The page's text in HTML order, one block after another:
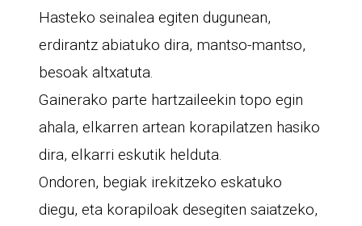
Hasteko seinalea egiten dugunean,
erdirantz abiatuko dira, mantso-mantso,
besoak altxatuta.
Gainerako parte hartzaileekin topo egin
ahala, elkarren artean korapilatzen hasiko
dira, elkarri eskutik helduta.
Ondoren, begiak irekitzeko eskatuko
diegu, eta korapiloak desegiten saiatzeko,